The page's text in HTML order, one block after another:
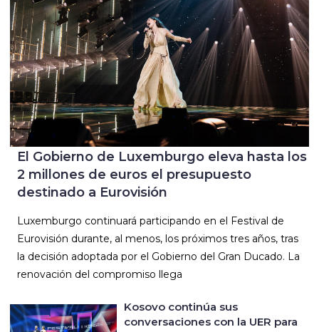
El Gobierno de Luxemburgo eleva hasta los
2 millones de euros el presupuesto
destinado a Eurovisión
Luxemburgo continuará participando en el Festival de
Eurovisión durante, al menos, los próximos tres años, tras
la decisión adoptada por el Gobierno del Gran Ducado. La
renovación del compromiso llega
Kosovo continúa sus
conversaciones con la UER para